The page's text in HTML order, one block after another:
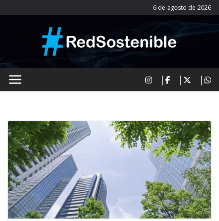
al
6 de agosto de 2026